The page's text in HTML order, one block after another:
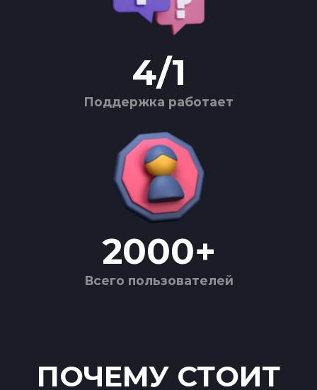
4/1
Поддержка работает
2000+
Всего пользователей
ПОЧЕМУ СТОИТ